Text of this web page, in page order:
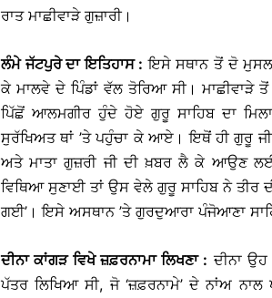
ਰਾਤ ਮਾਛੀਵਾੜੇ ਗੁਜ਼ਾਰੀ।
ਲੰਮੇ ਜੱਟਪੁਰੇ ਦਾ ਇਤਿਹਾਸ : ਇਸੇ ਸਥਾਨ ਤੋਂ ਦੋ
ਕੇ ਮਾਲਵੇ ਦੇ ਪਿੰਡਾਂ ਵੱਲ ਤੋਰਿਆ ਸੀ। ਮਾਛੀਵਾੜੇ
ਪਿੱਛੋਂ ਆਲਮਗੀਰ ਹੁੰਦੇ ਹੋਏ ਗੁਰੂ ਸਾਹਿਬ ਦਾ
ਸੁਰੱਖਿਅਤ ਥਾਂ ’ਤੇ ਪਹੁੰਚਾ ਕੇ ਆਏ। ਇਥੋਂ ਹੀ ਗੁਰੂ
ਅਤੇ ਮਾਤਾ ਗੁਜ਼ਰੀ ਜੀ ਦੀ ਖ਼ਬਰ ਲੈ ਕੇ ਆਉਣ
ਵਿਥਿਆ ਸੁਣਾਈ ਤਾਂ ਉਸ ਵੇਲੇ ਗੁਰੂ ਸਾਹਿਬ ਨੇ ਤੀਰ
ਗਈ’। ਇਸੇ ਅਸਥਾਨ ’ਤੇ ਗੁਰਦੁਆਰਾ ਪੰਜੋਆਣਾ
ਦੀਨਾ ਕਾਂਗੜ ਵਿਖੇ ਜ਼ਫ਼ਰਨਾਮਾ ਲਿਖਣਾ : ਦੀਨਾ
ਪੱਤਰ ਲਿਖਿਆ ਸੀ, ਜੋ ‘ਜ਼ਫ਼ਰਨਾਮੇ’ ਦੇ ਨਾਂਅ